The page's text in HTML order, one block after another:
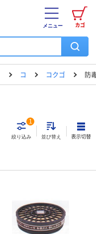
カゴ
メニュー
コ コクゴ 防
絞り込み
1
並び替え 表示切替